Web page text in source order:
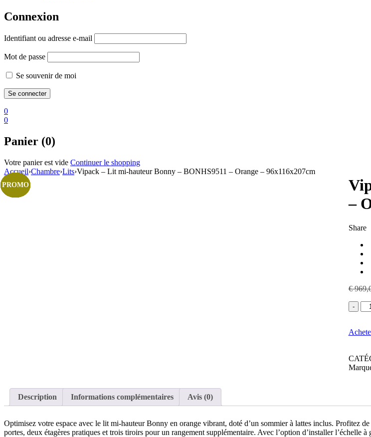
Connexion
Identifiant ou adresse e-mail
Mot de passe
Se souvenir de moi
0
0
Panier (0)
Votre panier est vide Continuer le shopping
Accueil›Chambre›Lits›Vipack – Lit mi-hauteur Bonny – BONHS9511 – Orange – 96x116x207cm
PROMO
–
Share
€
de
-
Description Informations complémentaires Avis (0)
Optimisez votre espace avec le lit mi-hauteur Bonny en orange vibrant, doté d’un sommier à lattes inclus. Profitez
portes, deux étagères pratiques et trois tiroirs pour un rangement supplémentaire. Avec l’option d’installer l’échelle
PROMO
PROMO
PROMO
PROMO
PROMO
PROMO